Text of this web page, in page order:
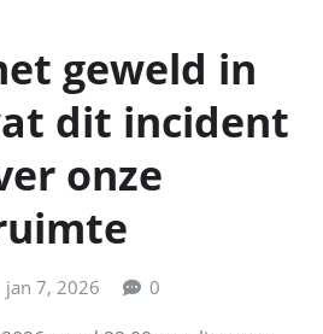
geweld in
dit incident
onze
jan 7, 2026 0